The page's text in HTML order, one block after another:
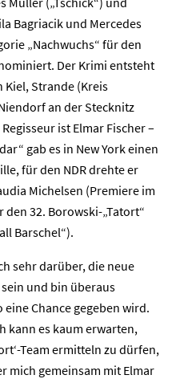
Bagriacik und Mercedes
„Nachwuchs“ für den
Der Krimi entsteht
Kiel, Strande (Kreis
an der Stecknitz
ist Elmar Fischer –
gab es in New York einen
für den NDR drehte er
Michelsen (Premiere im
den 32. Borowski-„Tatort“
Barschel“).
sehr darüber, die neue
sein und bin überaus
eine Chance gegeben wird.
kann es kaum erwarten,
Team ermitteln zu dürfen,
mich gemeinsam mit Elmar